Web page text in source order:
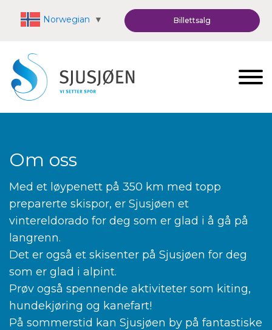
Norwegian ▼ Billettsalg
Om oss
Med et løypenett på 350 km med topp
preparerte skispor, er Sjusjøen et
vintereldorado for deg som er glad i å gå på
langrenn.
Det er også et skisenter på Sjusjøen for deg
som er glad i alpint.
Prøv også spennende aktiviteter som kiting,
hundekjøring og kanefart!
På sommerstid kan Sjusjøen by på fantastiske